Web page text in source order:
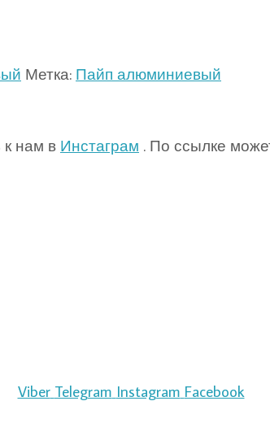
Метка: Пайп алюминиевый
нам в Инстаграм . По ссылке
Viber Telegram Instagram Facebook